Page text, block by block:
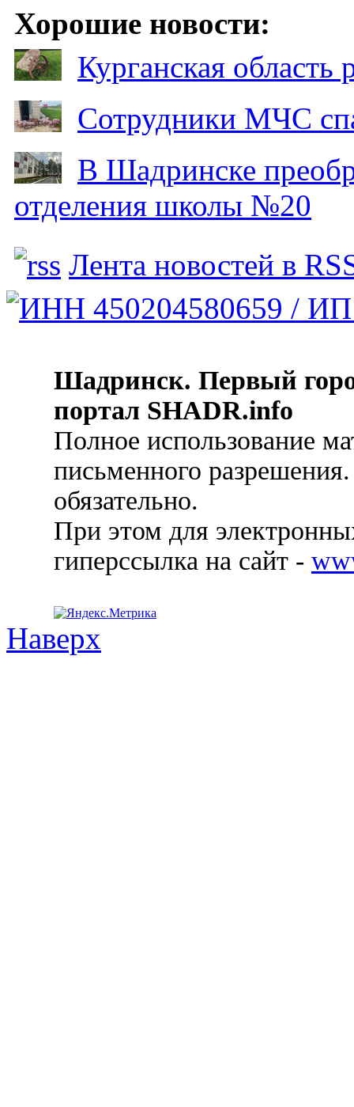
Хорошие новости:
Курганская
Сотрудники МЧС
В Шадринске
отделения школы №20
Лента новостей в
Шадринск. Первый
портал SHADR.info
Полное использование
письменного
обязательно.
При этом для
гиперссылка на сайт -
Наверх